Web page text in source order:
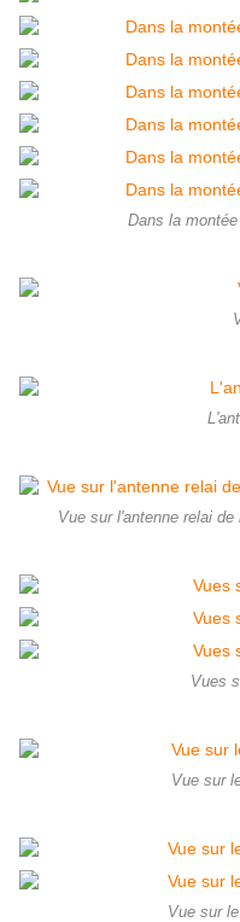
Dans la
Vue sur l'antenne relai
Vues
Vue sur
Vue sur